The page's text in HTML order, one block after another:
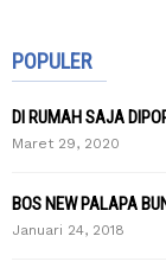
POPULER
DI RUMAH SAJA
Maret 29, 2020
BOS NEW PALAPA
Januari 24, 2018